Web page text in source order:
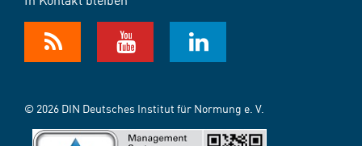
© 2026 DIN Deutsches Institut für Normung e. V.